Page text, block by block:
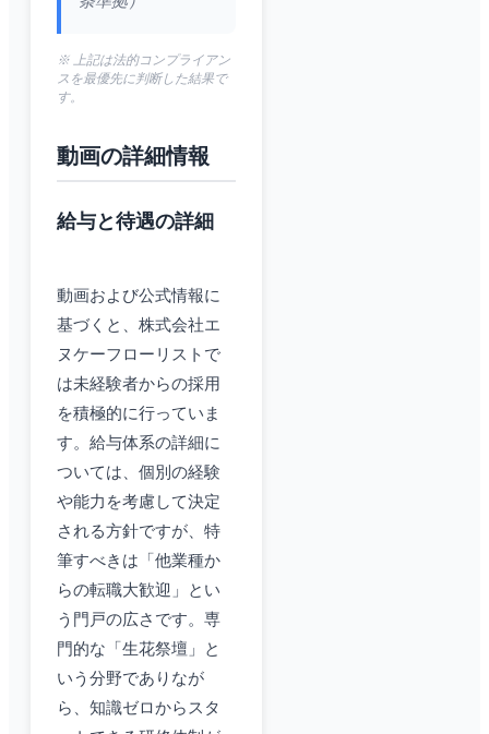
※ 上記は法的コンプライアン
スを最優先に判断した結果で
す。
動画の詳細情報
給与と待遇の詳細
動画および公式情報に
基づくと、株式会社エ
ヌケーフローリストで
は未経験者からの採用
を積極的に行っていま
す。給与体系の詳細に
ついては、個別の経験
や能力を考慮して決定
される方針ですが、特
筆すべきは「他業種か
らの転職大歓迎」とい
う門戸の広さです。専
門的な「生花祭壇」と
いう分野でありなが
ら、知識ゼロからスタ